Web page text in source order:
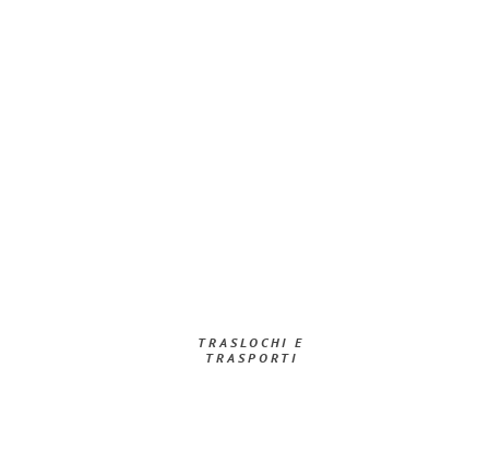
TRASLOCHI E
TRASPORTI​